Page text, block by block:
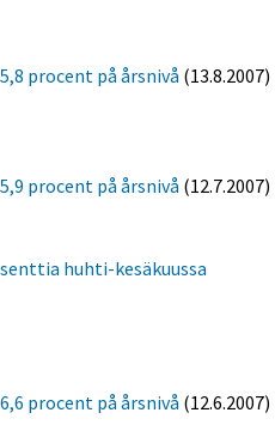
procent på årsnivå (13.8.2007)
procent på årsnivå (12.7.2007)
huhti-kesäkuussa
procent på årsnivå (12.6.2007)